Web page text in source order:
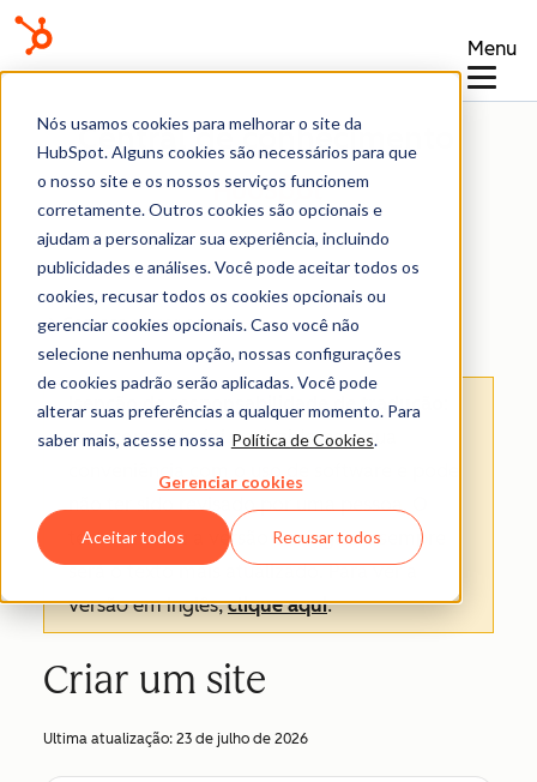
Nós usamos cookies para melhorar o site da
HubSpot. Alguns cookies são necessários para que
o nosso site e os nossos serviços funcionem
corretamente. Outros cookies são opcionais e
ajudam a personalizar sua experiência, incluindo
publicidades e análises. Você pode aceitar todos os
cookies, recusar todos os cookies opcionais ou
gerenciar cookies opcionais. Caso você não
selecione nenhuma opção, nossas configurações
de cookies padrão serão aplicadas. Você pode
alterar suas preferências a qualquer momento. Para
saber mais, acesse nossa Política de Cookies.
Gerenciar cookies
Aceitar todos Recusar todos
Menu
Central de conhecimento
Comece a usar agora
Isenção de responsabilidade de tradução
esse conteúdo foi traduzido para sua
conveniência com o uso de software e pode
não ter sido revisado por uma pessoa.
texto oficial é a versão em inglês e sempre
será o texto mais atualizado. Para ver a
versão em inglês,clique aqui.
Criar um site
Ultima atualização: 23 de julho de 2026